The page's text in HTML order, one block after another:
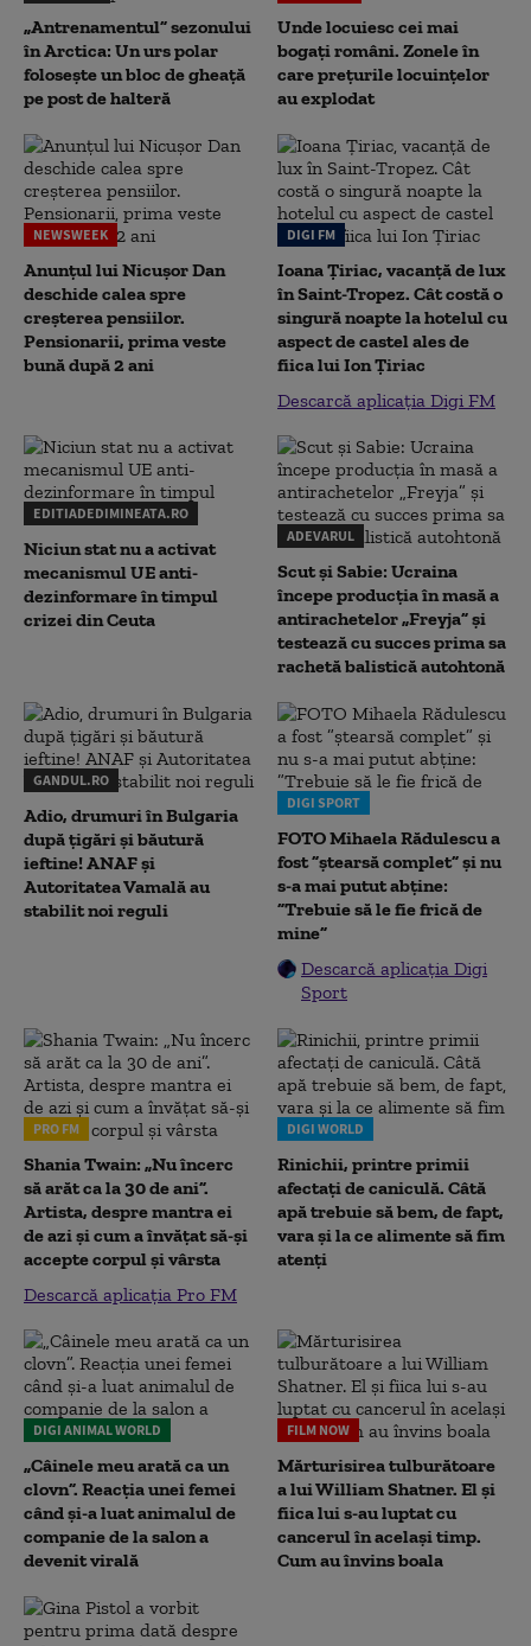
„Antrenamentul” sezonului
în Arctica: Un urs polar
folosește un bloc de gheață
pe post de halteră
Unde locuiesc cei mai
bogați români. Zonele în
care prețurile locuințelor
au explodat
NEWSWEEK
Anunțul lui Nicușor Dan
deschide calea spre
creșterea pensiilor.
Pensionarii, prima veste
bună după 2 ani
DIGI FM
Ioana Țiriac, vacanță de lux
în Saint-Tropez. Cât costă o
singură noapte la hotelul cu
aspect de castel ales de
fiica lui Ion Țiriac
Descarcă aplicația Digi FM
EDITIADEDIMINEATA.RO
Niciun stat nu a activat
mecanismul UE anti-
dezinformare în timpul
crizei din Ceuta
ADEVARUL
Scut și Sabie: Ucraina
începe producția în masă a
antirachetelor „Freyja” și
testează cu succes prima sa
rachetă balistică autohtonă
GANDUL.RO
Adio, drumuri în Bulgaria
după țigări și băutură
ieftine! ANAF și
Autoritatea Vamală au
stabilit noi reguli
DIGI SPORT
FOTO Mihaela Rădulescu a
fost ”ștearsă complet” și nu
s-a mai putut abține:
”Trebuie să le fie frică de
mine”
Descarcă aplicația Digi
Sport
PRO FM
Shania Twain: „Nu încerc
să arăt ca la 30 de ani”.
Artista, despre mantra ei
de azi și cum a învățat să-și
accepte corpul și vârsta
Descarcă aplicația Pro FM
DIGI WORLD
Rinichii, printre primii
afectați de caniculă. Câtă
apă trebuie să bem, de fapt,
vara și la ce alimente să fim
atenți
DIGI ANIMAL WORLD
„Câinele meu arată ca un
clovn”. Reacția unei femei
când și-a luat animalul de
companie de la salon a
devenit virală
FILM NOW
Mărturisirea tulburătoare
a lui William Shatner. El și
fiica lui s-au luptat cu
cancerul în același timp.
Cum au învins boala